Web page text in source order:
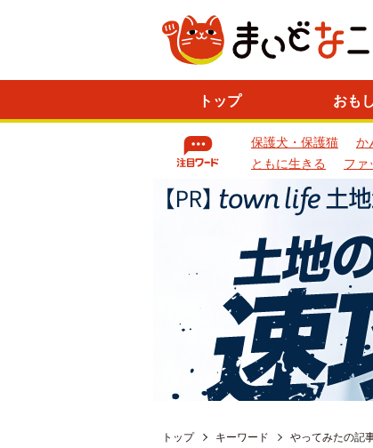
トップ おも
保護犬・保護猫 か
ともに生きる
ファ
トップ キーワード やってみたの記